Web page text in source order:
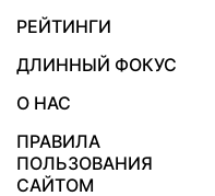
РЕЙТИНГИ
ДЛИННЫЙ ФОКУС
О НАС
ПРАВИЛА
ПОЛЬЗОВАНИЯ
САЙТОМ